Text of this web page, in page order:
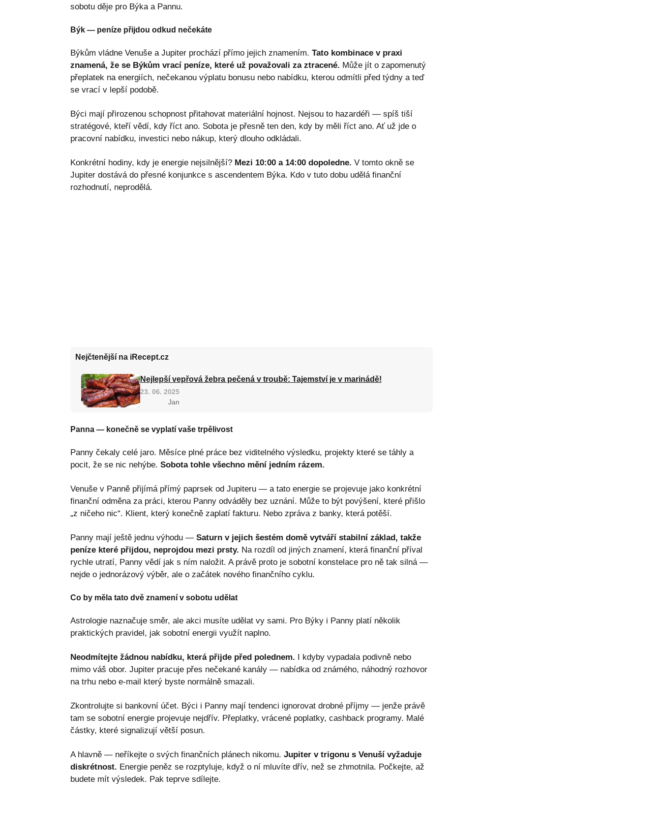
sobotu děje pro Býka a Pannu.
Býk — peníze přijdou odkud nečekáte
Býkům vládne Venuše a Jupiter prochází přímo jejich znamením. Tato kombinace v praxi
znamená, že se Býkům vrací peníze, které už považovali za ztracené. Může jít o zapomenutý
přeplatek na energiích, nečekanou výplatu bonusu nebo nabídku, kterou odmítli před týdny a teď
se vrací v lepší podobě.
Býci mají přirozenou schopnost přitahovat materiální hojnost. Nejsou to hazardéři — spíš tiší
stratégové, kteří vědí, kdy říct ano. Sobota je přesně ten den, kdy by měli říct ano. Ať už jde o
pracovní nabídku, investici nebo nákup, který dlouho odkládali.
Konkrétní hodiny, kdy je energie nejsilnější? Mezi 10:00 a 14:00 dopoledne. V tomto okně se
Jupiter dostává do přesné konjunkce s ascendentem Býka. Kdo v tuto dobu udělá finanční
rozhodnutí, neprodělá.
Nejčtenější na iRecept.cz
Nejlepší vepřová žebra pečená v troubě: Tajemství je v marinádě!
23. 06. 2025
Jan
Panna — konečně se vyplatí vaše trpělivost
Panny čekaly celé jaro. Měsíce plné práce bez viditelného výsledku, projekty které se táhly a
pocit, že se nic nehýbe. Sobota tohle všechno mění jedním rázem.
Venuše v Panně přijímá přímý paprsek od Jupiteru — a tato energie se projevuje jako konkrétní
finanční odměna za práci, kterou Panny odváděly bez uznání. Může to být povýšení, které přišlo
„z ničeho nic“. Klient, který konečně zaplatí fakturu. Nebo zpráva z banky, která potěší.
Panny mají ještě jednu výhodu — Saturn v jejich šestém domě vytváří stabilní základ, takže
peníze které přijdou, neprojdou mezi prsty. Na rozdíl od jiných znamení, která finanční příval
rychle utratí, Panny vědí jak s ním naložit. A právě proto je sobotní konstelace pro ně tak silná —
nejde o jednorázový výběr, ale o začátek nového finančního cyklu.
Co by měla tato dvě znamení v sobotu udělat
Astrologie naznačuje směr, ale akci musíte udělat vy sami. Pro Býky i Panny platí několik
praktických pravidel, jak sobotní energii využít naplno.
Neodmítejte žádnou nabídku, která přijde před polednem. I kdyby vypadala podivně nebo
mimo váš obor. Jupiter pracuje přes nečekané kanály — nabídka od známého, náhodný rozhovor
na trhu nebo e-mail který byste normálně smazali.
Zkontrolujte si bankovní účet. Býci i Panny mají tendenci ignorovat drobné příjmy — jenže právě
tam se sobotní energie projevuje nejdřív. Přeplatky, vrácené poplatky, cashback programy. Malé
částky, které signalizují větší posun.
A hlavně — neříkejte o svých finančních plánech nikomu. Jupiter v trigonu s Venuší vyžaduje
diskrétnost. Energie peněz se rozptyluje, když o ní mluvíte dřív, než se zhmotnila. Počkejte, až
budete mít výsledek. Pak teprve sdílejte.